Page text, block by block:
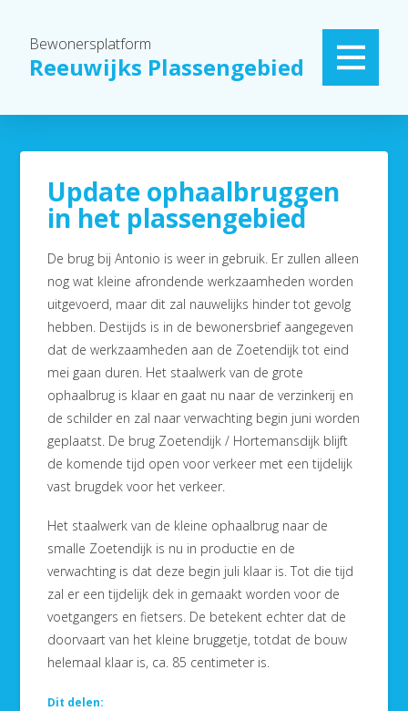
Bewonersplatform
Reeuwijks Plassengebied
Update ophaalbruggen
in het plassengebied
De brug bij Antonio is weer in gebruik. Er zullen alleen
nog wat kleine afrondende werkzaamheden worden
uitgevoerd, maar dit zal nauwelijks hinder tot gevolg
hebben. Destijds is in de bewonersbrief aangegeven
dat de werkzaamheden aan de Zoetendijk tot eind
mei gaan duren. Het staalwerk van de grote
ophaalbrug is klaar en gaat nu naar de verzinkerij en
de schilder en zal naar verwachting begin juni worden
geplaatst. De brug Zoetendijk / Hortemansdijk blijft
de komende tijd open voor verkeer met een tijdelijk
vast brugdek voor het verkeer.
Het staalwerk van de kleine ophaalbrug naar de
smalle Zoetendijk is nu in productie en de
verwachting is dat deze begin juli klaar is. Tot die tijd
zal er een tijdelijk dek in gemaakt worden voor de
voetgangers en fietsers. De betekent echter dat de
doorvaart van het kleine bruggetje, totdat de bouw
helemaal klaar is, ca. 85 centimeter is.
Dit delen: